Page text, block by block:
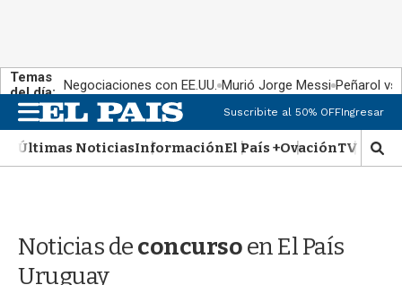
Temas
del día: Negociaciones con EE.UU. Murió Jorge Messi Peñarol
M
e
n
u
Suscribite al 50% OFFIngresar
Últimas NoticiasInformaciónEl País +OvaciónTV Show
M
o
Noticias deconcursoen El País
Uruguay